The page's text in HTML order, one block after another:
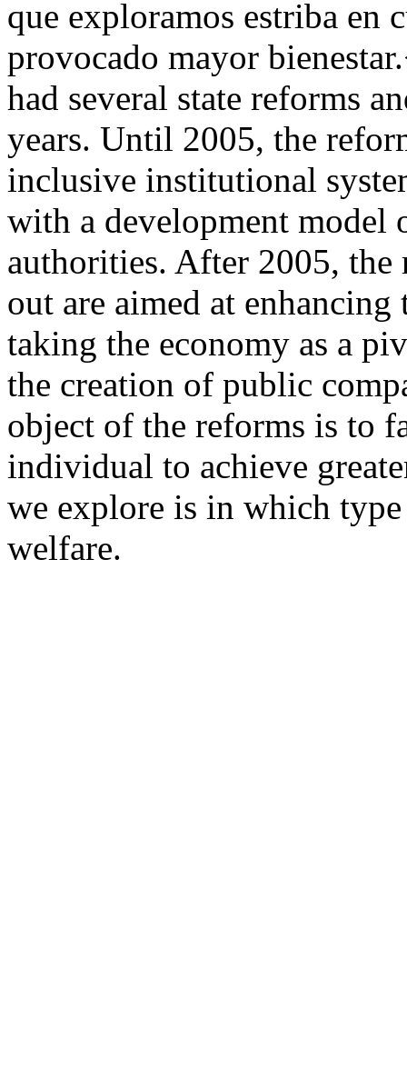
que exploramos estriba en
provocado mayor
had several state reforms
years. Until 2005, the
inclusive institutional
with a development model
authorities. After 2005, the
out are aimed at
taking the economy as a
the creation of public
object of the reforms is to
individual to achieve
we explore is in which
welfare.